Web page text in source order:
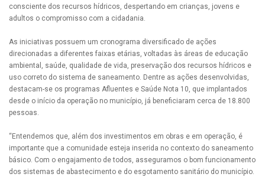
consciente dos recursos hídricos, despertando em crianças, jovens e
adultos o compromisso com a cidadania.
As iniciativas possuem um cronograma diversificado de ações
direcionadas a diferentes faixas etárias, voltadas às áreas de educação
ambiental, saúde, qualidade de vida, preservação dos recursos hídricos e
uso correto do sistema de saneamento. Dentre as ações desenvolvidas,
destacam-se os programas Afluentes e Saúde Nota 10, que implantados
desde o início da operação no município, já beneficiaram cerca de 18.800
pessoas.
“Entendemos que, além dos investimentos em obras e em operação, é
importante que a comunidade esteja inserida no contexto do saneamento
básico. Com o engajamento de todos, asseguramos o bom funcionamento
dos sistemas de abastecimento e do esgotamento sanitário do município.